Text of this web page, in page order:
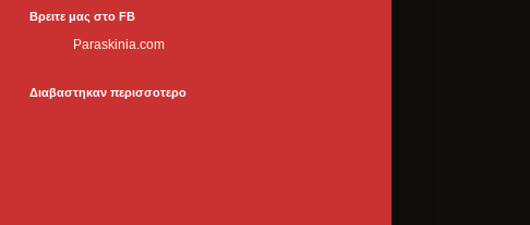
Βρειτε μας στο FB
Paraskinia.com
Διαβαστηκαν περισσοτερο